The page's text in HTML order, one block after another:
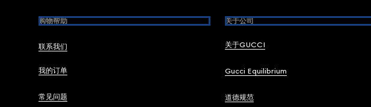
购物帮助
联系我们
我的订单
常见问题
关于公司
关于GUCCI
Gucci Equilibrium
道德规范